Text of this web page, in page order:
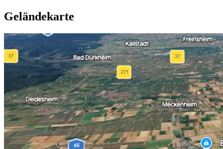
Geländekarte